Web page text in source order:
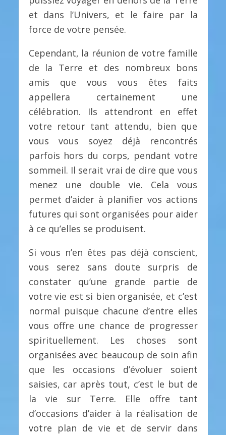
et dans l’Univers, et le faire par la
force de votre pensée.
Cependant, la réunion de votre famille
de la Terre et des nombreux bons
amis que vous vous êtes faits
appellera certainement une
célébration. Ils attendront en effet
votre retour tant attendu, bien que
vous vous soyez déjà rencontrés
parfois hors du corps, pendant votre
sommeil. Il serait vrai de dire que vous
menez une double vie. Cela vous
permet d’aider à planifier vos actions
futures qui sont organisées pour aider
à ce qu’elles se produisent.
Si vous n’en êtes pas déjà conscient,
vous serez sans doute surpris de
constater qu’une grande partie de
votre vie est si bien organisée, et c’est
normal puisque chacune d’entre elles
vous offre une chance de progresser
spirituellement. Les choses sont
organisées avec beaucoup de soin afin
que les occasions d’évoluer soient
saisies, car après tout, c’est le but de
la vie sur Terre. Elle offre tant
d’occasions d’aider à la réalisation de
votre plan de vie et de servir dans